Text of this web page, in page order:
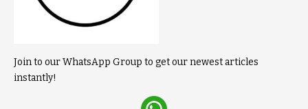
Join to our WhatsApp Group to get our newest articles
instantly!